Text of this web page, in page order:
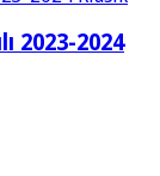
2023-2024